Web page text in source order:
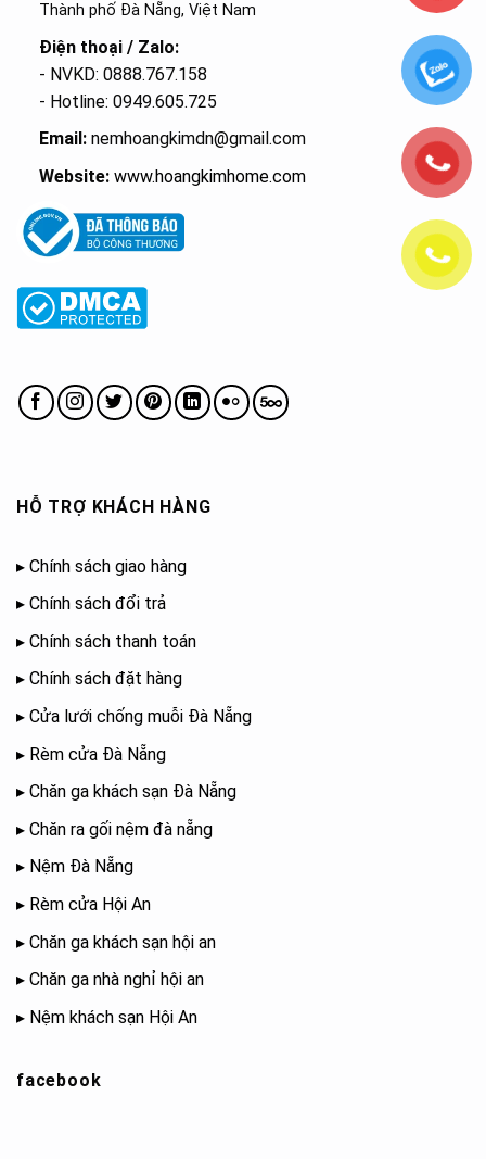
Thành phố Đà Nẵng, Việt Nam
Điện thoại / Zalo:
- NVKD: 0888.767.158
- Hotline: 0949.605.725
Email:nemhoangkimdn@gmail.com
Website: www.hoangkimhome.com
HỖ TRỢ KHÁCH HÀNG
▸ Chính sách giao hàng
▸ Chính sách đổi trả
▸ Chính sách thanh toán
▸ Chính sách đặt hàng
▸ Cửa lưới chống muỗi Đà Nẵng
▸ Rèm cửa Đà Nẵng
▸ Chăn ga khách sạn Đà Nẵng
▸ Chăn ra gối nệm đà nẵng
▸ Nệm Đà Nẵng
▸ Rèm cửa Hội An
▸ Chăn ga khách sạn hội an
▸ Chăn ga nhà nghỉ hội an
▸ Nệm khách sạn Hội An
facebook